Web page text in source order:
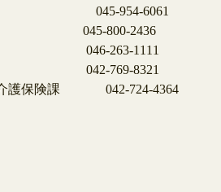
援課 045-954-6061
045-800-2436
課 046-263-1111
課 042-769-8321
介護保険課 042-724-4364